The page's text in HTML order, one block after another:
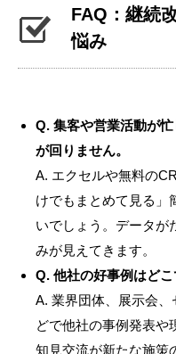
FAQ：継続
悩み
Q. 集客や営業活動が
が回りません。
A. エクセルや無料の
けでもまとめて見る」
いでしょう。データが
みが見えてきます。
Q. 他社の好事例はど
A. 業界団体、展示会
どで他社の事例発表や
知見交流が新たな施策